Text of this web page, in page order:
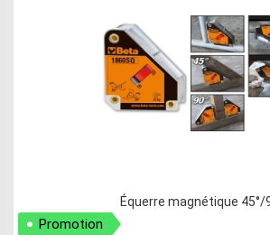
Équerre magnétique 45°/
Promotion